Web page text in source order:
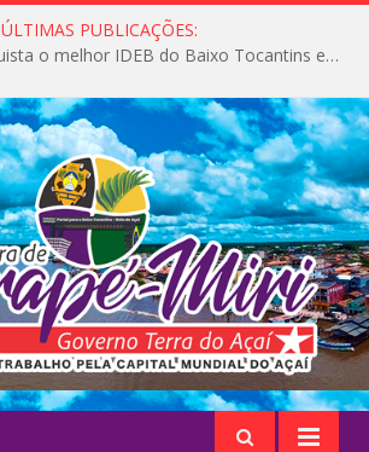
ÚLTIMAS PUBLICAÇÕES:
Igarapé-Miri conquista o melhor IDEB do Baixo Tocantins e avança na qualidade da educação pública